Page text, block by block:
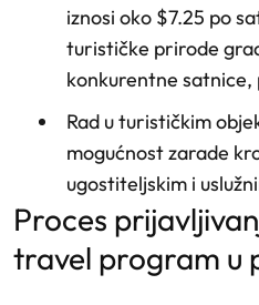
iznosi oko $7.25 po
turističke prirode
konkurentne satnice,
Rad u turističkim
mogućnost zarade
ugostiteljskim i
proces prijavljivanja za work and
travel program u